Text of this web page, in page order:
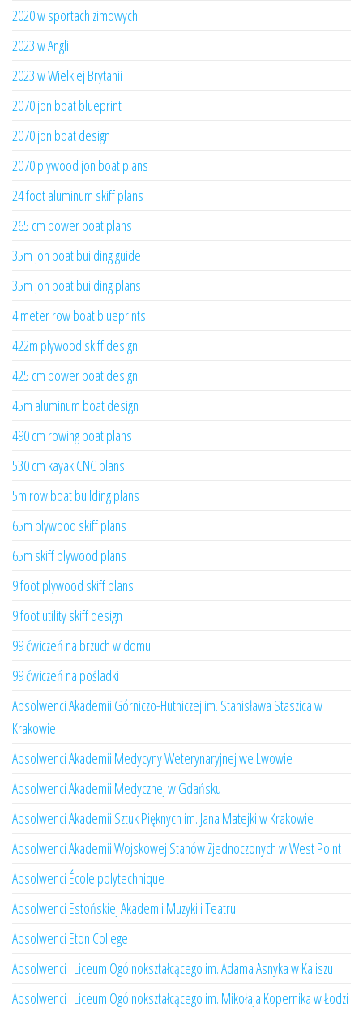
2020 w sportach zimowych
2023 w Anglii
2023 w Wielkiej Brytanii
2070 jon boat blueprint
2070 jon boat design
2070 plywood jon boat plans
24 foot aluminum skiff plans
265 cm power boat plans
35m jon boat building guide
35m jon boat building plans
4 meter row boat blueprints
422m plywood skiff design
425 cm power boat design
45m aluminum boat design
490 cm rowing boat plans
530 cm kayak CNC plans
5m row boat building plans
65m plywood skiff plans
65m skiff plywood plans
9 foot plywood skiff plans
9 foot utility skiff design
99 ćwiczeń na brzuch w domu
99 ćwiczeń na pośladki
Absolwenci Akademii Górniczo-Hutniczej im. Stanisława Staszica w
Krakowie
Absolwenci Akademii Medycyny Weterynaryjnej we Lwowie
Absolwenci Akademii Medycznej w Gdańsku
Absolwenci Akademii Sztuk Pięknych im. Jana Matejki w Krakowie
Absolwenci Akademii Wojskowej Stanów Zjednoczonych w West Point
Absolwenci École polytechnique
Absolwenci Estońskiej Akademii Muzyki i Teatru
Absolwenci Eton College
Absolwenci I Liceum Ogólnokształcącego im. Adama Asnyka w Kaliszu
Absolwenci I Liceum Ogólnokształcącego im. Mikołaja Kopernika w Łodzi